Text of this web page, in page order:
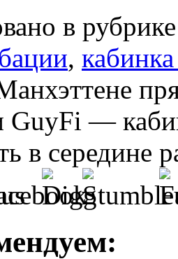
в
,
GuyFi —
в середине